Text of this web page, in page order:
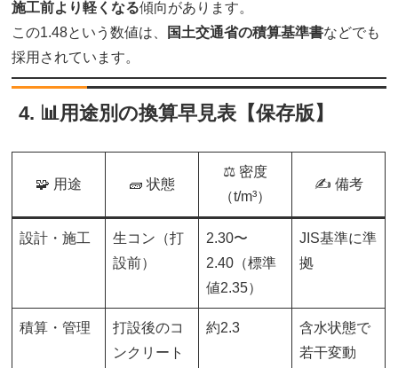
施工前より軽くなる傾向があります。
この1.48という数値は、
国土交通省の積算基準書などでも
採用されています。
4. 📊用途別の換算早見表【保存版】
🧩 用途 🧱 状態
⚖️ 密度
（t/m³）
✍️ 備考
設計・施工
生コン（打
設前）
2.30〜
2.40（標準
値2.35）
JIS基準に準
拠
積算・管理
打設後のコ
ンクリート
約2.3
含水状態で
若干変動